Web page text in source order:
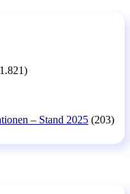
– Stand 2025 (203)